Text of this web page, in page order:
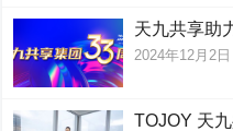
天九共享助
2024年12月2日
TOJOY 天